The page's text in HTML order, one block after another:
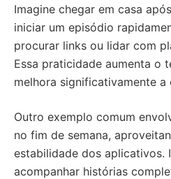
Imagine chegar em casa
iniciar um episódio
procurar links ou lidar com
Essa praticidade aumenta o
melhora significativamente a
Outro exemplo comum
no fim de semana,
estabilidade dos aplicativos.
acompanhar histórias